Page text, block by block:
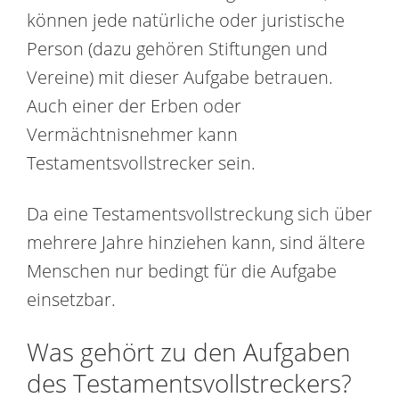
können jede natürliche oder juristische
Person (dazu gehören Stiftungen und
Vereine) mit dieser Aufgabe betrauen.
Auch einer der Erben oder
Vermächtnisnehmer kann
Testamentsvollstrecker sein.
Da eine Testamentsvollstreckung sich über
mehrere Jahre hinziehen kann, sind ältere
Menschen nur bedingt für die Aufgabe
einsetzbar.
Was gehört zu den Aufgaben
des Testamentsvollstreckers?